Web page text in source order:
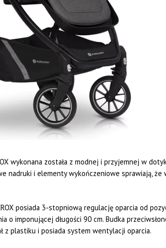
wykonana została z modnej i przyjemnej w
nadruki i elementy wykończeniowe sprawiają,
posiada 3-stopniową regulację oparcia od
o imponującej długości 90 cm. Budka
z plastiku i posiada system wentylacji oparcia.